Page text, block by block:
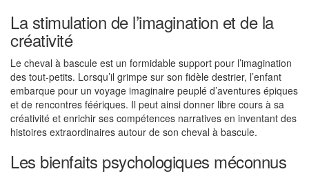
La stimulation de l’imagination et de la
créativité
Le cheval à bascule est un formidable support pour l’imagination
des tout-petits. Lorsqu’il grimpe sur son fidèle destrier, l’enfant
embarque pour un voyage imaginaire peuplé d’aventures épiques
et de rencontres féériques. Il peut ainsi donner libre cours à sa
créativité et enrichir ses compétences narratives en inventant des
histoires extraordinaires autour de son cheval à bascule.
Les bienfaits psychologiques méconnus